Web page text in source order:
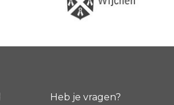
Heb je vragen?